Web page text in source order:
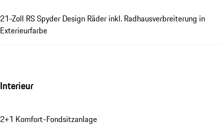
21-Zoll RS Spyder Design Räder inkl. Radhausverbreiterung in
Exterieurfarbe
Interieur
2+1 Komfort-Fondsitzanlage